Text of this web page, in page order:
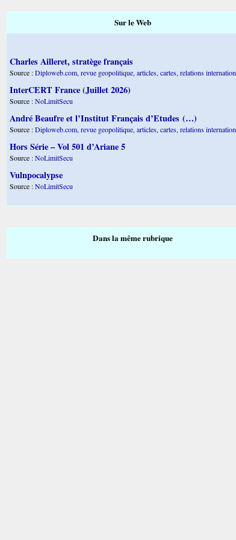
Sur le Web
Charles Ailleret, stratège français
Source :Diploweb.com, revue geopolitique, articles, cartes, relations
InterCERT France (Juillet 2026)
Source :NoLimitSecu
André Beaufre et l’Institut Français d’Etudes (…)
Source :Diploweb.com, revue geopolitique, articles, cartes, relations
Hors Série – Vol 501 d’Ariane 5
Source :NoLimitSecu
Vulnpocalypse
Source :NoLimitSecu
Dans la même rubrique